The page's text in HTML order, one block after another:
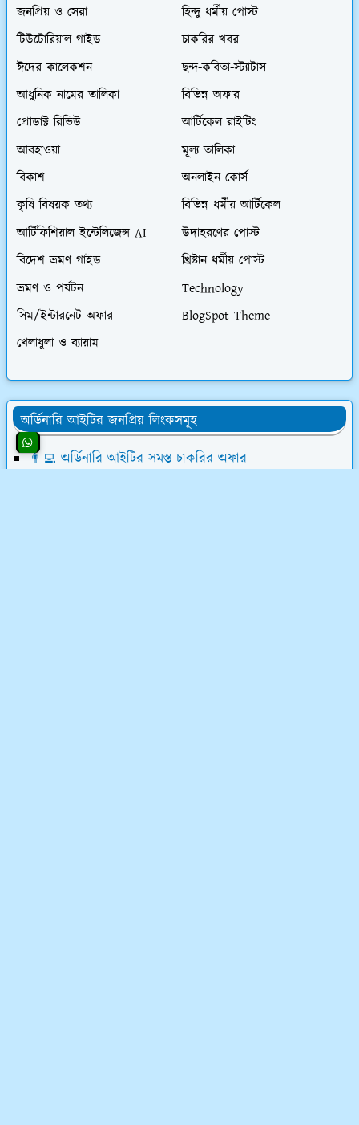
জনপ্রিয় ও সেরা
হিন্দু ধর্মীয় পোস্ট
টিউটোরিয়াল গাইড
চাকরির খবর
ঈদের কালেকশন
ছন্দ-কবিতা-স্ট্যাটাস
আধুনিক নামের তালিকা
বিভিন্ন অফার
প্রোডাক্ট রিভিউ
আর্টিকেল রাইটিং
আবহাওয়া
মূল্য তালিকা
বিকাশ
অনলাইন কোর্স
কৃষি বিষয়ক তথ্য
বিভিন্ন ধর্মীয় আর্টিকেল
আর্টিফিশিয়াল ইন্টেলিজেন্স AI
উদাহরণের পোস্ট
বিদেশ ভ্রমণ গাইড
খ্রিষ্টান ধর্মীয় পোস্ট
ভ্রমণ ও পর্যটন
Technology
সিম/ইন্টারনেট অফার
BlogSpot Theme
খেলাধুলা ও ব্যায়াম
অর্ডিনারি আইটির জনপ্রিয় লিংকসমূহ
👨‍💻 অর্ডিনারি আইটির সমস্ত চাকরির অফার